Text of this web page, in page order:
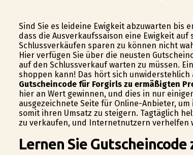
Sind Sie es leideine Ewigkeit abzuwarten bis
dass die Ausverkaufssaison eine Ewigkeit
Schlussverkäufen sparen zu können nicht
Hier verfügen Sie über die neusten
auf den Schlussverkauf warten zu müssen.
shoppen kann! Das hört sich unwiderstehlich
Gutscheincode für Forgirls zu ermäßigten
hier an Wert gewinnen, und dies in nur
ausgezeichnete Seite für Online-Anbieter,
somit ihren Umsatz zu steigern. Tagtäglich
zu verkaufen, und Internetnutzern verhelfen
Lernen Sie